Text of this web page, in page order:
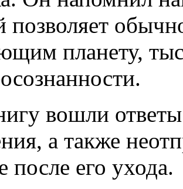
позволяет
планету,
вошли
а также
после его ухода.